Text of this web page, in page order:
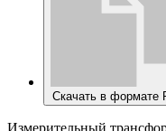
Скачать в формате
Измерительный